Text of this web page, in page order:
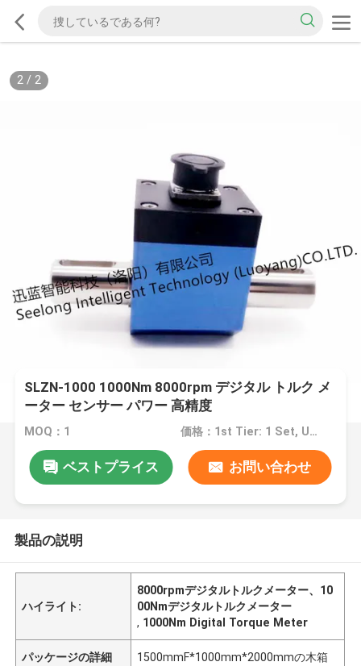
2/ 2
SLZN-1000 1000Nm 8000rpm デジタル トルク メ
ーター センサー パワー 高精度
MOQ：1 価格：1st Tier: 1 Set, Unit Price USD 3.00 2nd Tier: 2-5 Sets, Unit Price USD 2.00 3rd Tier: Over 5 Sets, Unit Price USD 1.00
ベストプライス お問い合わせ
製品の説明
ハイライト:
8000rpmデジタルトルクメーター、10
00Nmデジタルトルクメーター
, 1000Nm Digital Torque Meter
パッケージの詳細 1500mmF*1000mm*2000mmの木箱